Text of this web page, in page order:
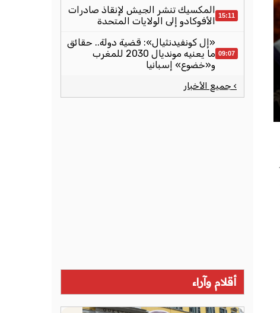
15:11 المكسيك تنشر الجيش لإنقاذ صادرات
الأفوكادو إلى الولايات المتحدة
09:07
«إل كونفيدنثيال»: قضية دولة.. حقائق
ما يعنيه مونديال 2030 للمغرب
و«خضوع» إسبانيا
› جميع الأخبار
أقلام وآراء